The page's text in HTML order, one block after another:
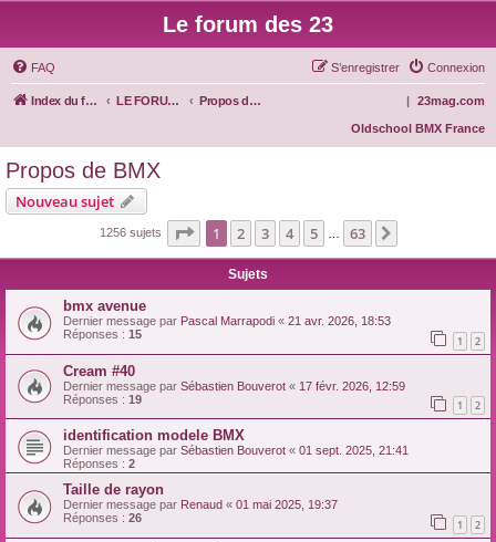
Le forum des 23
FAQ Connexion
S’enregistrer
Index du forum LE FORUM DES 23 Propos de BMX 23mag.com
|
Oldschool BMX France
Propos de BMX
Nouveau sujet
1256 sujets Page 1sur63
1 2 3 4 5 63
Sujets
bmx avenue
Dernier message par Pascal Marrapodi « 21 avr. 2026, 18:53
Réponses : 15 1 2
Cream #40
Dernier message par Sébastien Bouverot « 17 févr. 2026, 12:59
Réponses : 19 1 2
identification modele BMX
Dernier message par Sébastien Bouverot « 01 sept. 2025, 21:41
Réponses : 2
Taille de rayon
Dernier message par Renaud « 01 mai 2025, 19:37
Réponses : 26 1 2